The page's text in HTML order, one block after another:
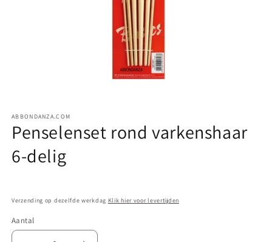
openen
in
modaal
ABBONDANZA.COM
Penselenset rond varkenshaar
6-delig
Verzending op dezelfde werkdag Klik hier voor levertijden
Aantal